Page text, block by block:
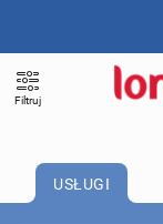
Filtruj
USŁUGI